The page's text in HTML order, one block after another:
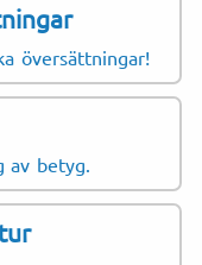
översättningar!
av betyg.